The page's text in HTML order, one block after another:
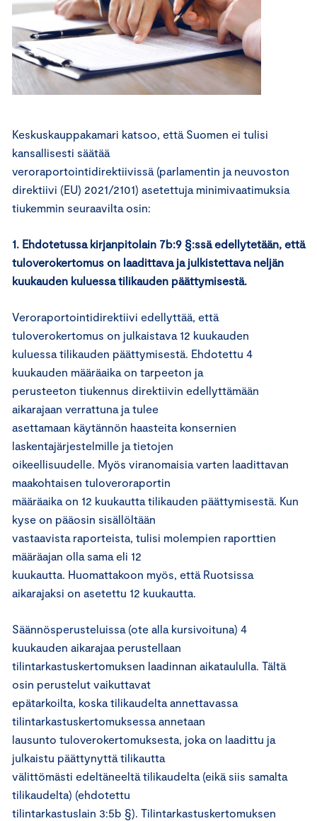
Keskuskauppakamari katsoo, että Suomen ei tulisi
kansallisesti säätää
veroraportointidirektiivissä (parlamentin ja neuvoston
direktiivi (EU) 2021/2101) asetettuja minimivaatimuksia
tiukemmin seuraavilta osin:
1. Ehdotetussa kirjanpitolain 7b:9 §:ssä edellytetään, että
tuloverokertomus on laadittava ja julkistettava neljän
kuukauden kuluessa tilikauden päättymisestä.
Veroraportointidirektiivi edellyttää, että
tuloverokertomus on julkaistava 12 kuukauden
kuluessa tilikauden päättymisestä. Ehdotettu 4
kuukauden määräaika on tarpeeton ja
perusteeton tiukennus direktiivin edellyttämään
aikarajaan verrattuna ja tulee
asettamaan käytännön haasteita konsernien
laskentajärjestelmille ja tietojen
oikeellisuudelle. Myös viranomaisia varten laadittavan
maakohtaisen tuloveroraportin
määräaika on 12 kuukautta tilikauden päättymisestä. Kun
kyse on pääosin sisällöltään
vastaavista raporteista, tulisi molempien raporttien
määräajan olla sama eli 12
kuukautta. Huomattakoon myös, että Ruotsissa
aikarajaksi on asetettu 12 kuukautta.
Säännösperusteluissa (ote alla kursivoituna) 4
kuukauden aikarajaa perustellaan
tilintarkastuskertomuksen laadinnan aikataululla. Tältä
osin perustelut vaikuttavat
epätarkoilta, koska tilikaudelta annettavassa
tilintarkastuskertomuksessa annetaan
lausunto tuloverokertomuksesta, joka on laadittu ja
julkaistu päättynyttä tilikautta
välittömästi edeltäneeltä tilikaudelta (eikä siis samalta
tilikaudelta) (ehdotettu
tilintarkastuslain 3:5b §). Tilintarkastuskertomuksen